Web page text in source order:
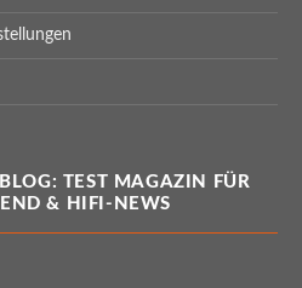
TEST MAGAZIN FÜR
& HIFI-NEWS